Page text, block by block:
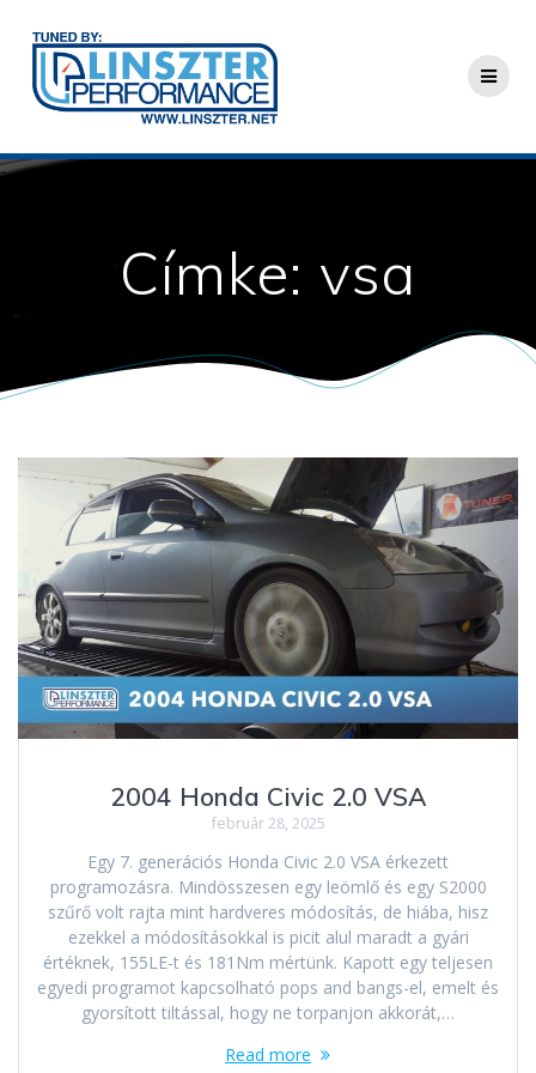
content
Címke: vsa
2004 Honda Civic 2.0 VSA
február 28, 2025
Egy 7. generációs Honda Civic 2.0 VSA érkezett
programozásra. Mindösszesen egy leömlő és egy S2000
szűrő volt rajta mint hardveres módosítás, de hiába, hisz
ezekkel a módosításokkal is picit alul maradt a gyári
értéknek, 155LE-t és 181Nm mértünk. Kapott egy teljesen
egyedi programot kapcsolható pops and bangs-el, emelt és
gyorsított tiltással, hogy ne torpanjon akkorát,…
Read more